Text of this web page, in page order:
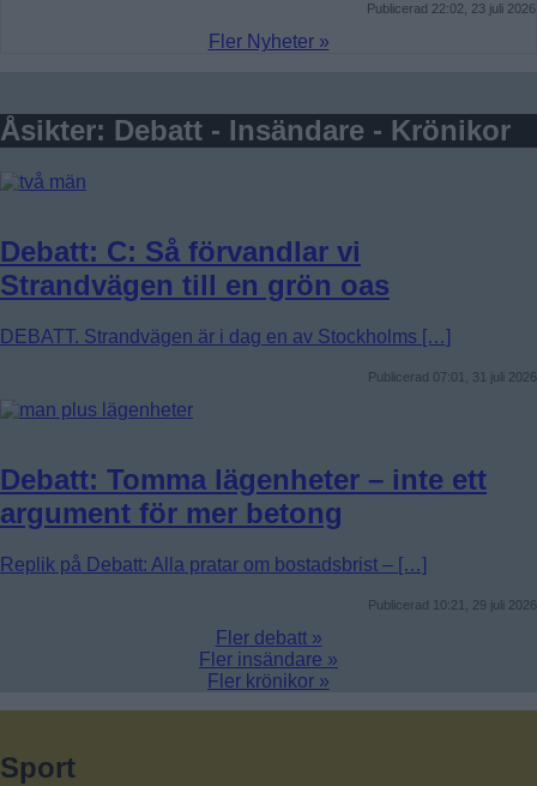
Publicerad 22:02, 23 juli 2026
Fler Nyheter »
Åsikter: Debatt - Insändare - Krönikor
Debatt: C: Så förvandlar vi
Strandvägen till en grön oas
DEBATT. Strandvägen är i dag en av Stockholms […]
Publicerad 07:01, 31 juli 2026
Debatt: Tomma lägenheter – inte ett
argument för mer betong
Replik på Debatt: Alla pratar om bostadsbrist – […]
Publicerad 10:21, 29 juli 2026
Fler debatt »
Fler insändare »
Fler krönikor »
Sport